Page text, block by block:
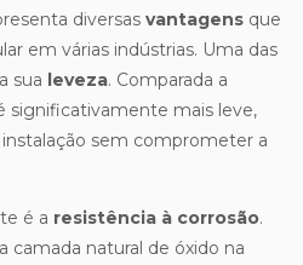
diversas vantagens que
em várias indústrias. Uma das
sua leveza. Comparada a
significativamente mais leve,
sem comprometer a
é a resistência à corrosão.
camada natural de óxido na